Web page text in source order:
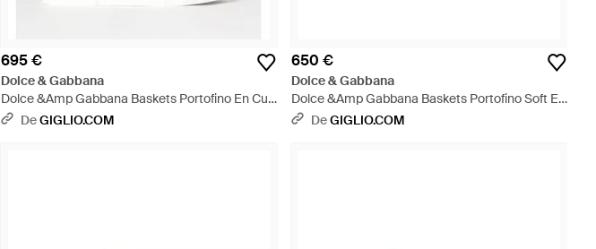
695 €
Dolce & Gabbana
Dolce &Amp Gabbana Baskets Portofino En Cuir
Avec Patchs Et Monogramme - Blanc
DeGIGLIO.COM
650 €
Dolce & Gabbana
Dolce &Amp Gabbana Baskets Portofino Soft En
Cuir De Veau Suédé - Multicolore
DeGIGLIO.COM